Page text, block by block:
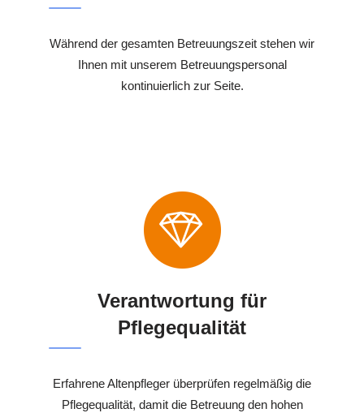
Während der gesamten Betreuungszeit stehen wir
Ihnen mit unserem Betreuungspersonal
kontinuierlich zur Seite.
Verantwortung für
Pflegequalität
Erfahrene Altenpfleger überprüfen regelmäßig die
Pflegequalität, damit die Betreuung den hohen